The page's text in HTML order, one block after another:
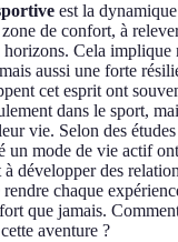
est la
de confort, à
Cela implique
aussi une forte
cet esprit ont
dans le sport,
vie. Selon des
un mode de vie actif
développer des
chaque
que jamais.
aventure ?